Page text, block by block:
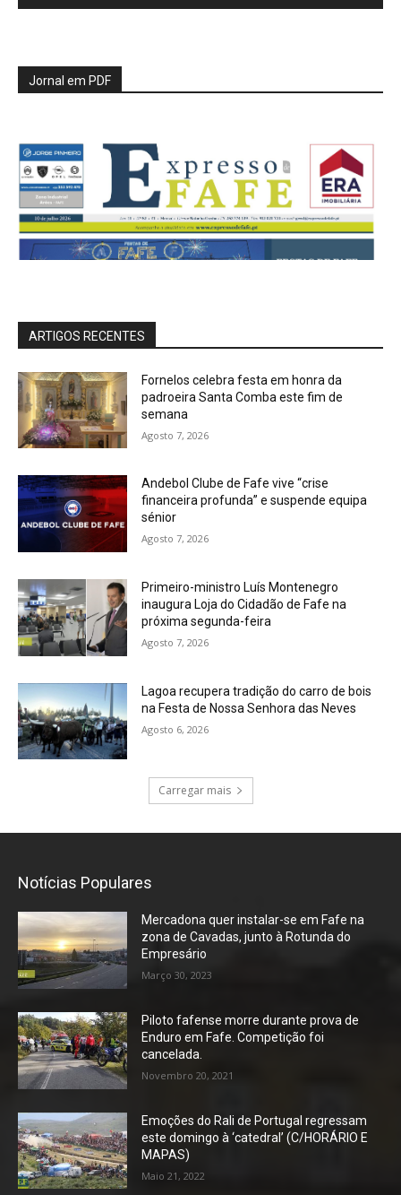
Jornal em PDF
ARTIGOS RECENTES
Fornelos celebra festa em honra da
padroeira Santa Comba este fim de
semana
Agosto 7, 2026
Andebol Clube de Fafe vive “crise
financeira profunda” e suspende equipa
sénior
Agosto 7, 2026
Primeiro-ministro Luís Montenegro
inaugura Loja do Cidadão de Fafe na
próxima segunda-feira
Agosto 7, 2026
Lagoa recupera tradição do carro de bois
na Festa de Nossa Senhora das Neves
Agosto 6, 2026
Carregar mais
Notícias Populares
Mercadona quer instalar-se em Fafe na
zona de Cavadas, junto à Rotunda do
Empresário
Março 30, 2023
Piloto fafense morre durante prova de
Enduro em Fafe. Competição foi
cancelada.
Novembro 20, 2021
Emoções do Rali de Portugal regressam
este domingo à ‘catedral’ (C/HORÁRIO E
MAPAS)
Maio 21, 2022